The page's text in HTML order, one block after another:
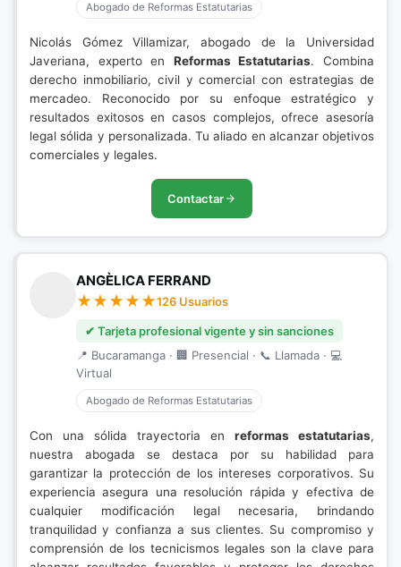
Abogado de Reformas Estatutarias
Nicolás Gómez Villamizar, abogado de la Universidad
Javeriana, experto en Reformas Estatutarias. Combina
derecho inmobiliario, civil y comercial con estrategias de
mercadeo. Reconocido por su enfoque estratégico y
resultados exitosos en casos complejos, ofrece asesoría
legal sólida y personalizada. Tu aliado en alcanzar objetivos
comerciales y legales.
Contactar
ANGÈLICA FERRAND
126 Usuarios
✔ Tarjeta profesional vigente y sin sanciones
📍 Bucaramanga · 🏢 Presencial · 📞 Llamada · 💻
Virtual
Abogado de Reformas Estatutarias
Con una sólida trayectoria en reformas estatutarias,
nuestra abogada se destaca por su habilidad para
garantizar la protección de los intereses corporativos. Su
experiencia asegura una resolución rápida y efectiva de
cualquier modificación legal necesaria, brindando
tranquilidad y confianza a sus clientes. Su compromiso y
comprensión de los tecnicismos legales son la clave para